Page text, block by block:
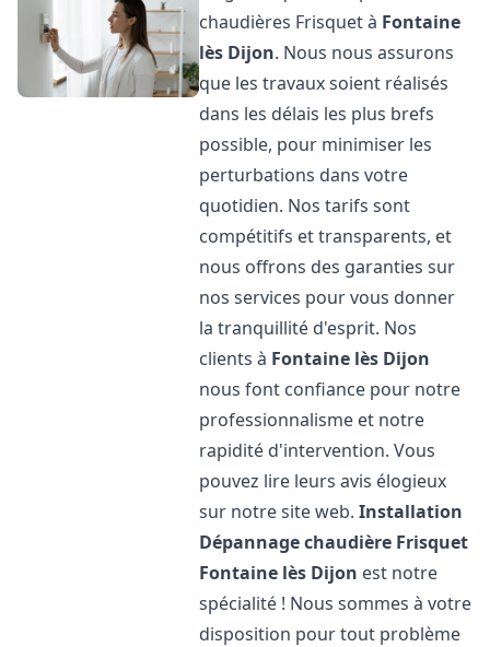
chaudières Frisquet à Fontaine
lès Dijon. Nous nous assurons
que les travaux soient réalisés
dans les délais les plus brefs
possible, pour minimiser les
perturbations dans votre
quotidien. Nos tarifs sont
compétitifs et transparents, et
nous offrons des garanties sur
nos services pour vous donner
la tranquillité d'esprit. Nos
clients à Fontaine lès Dijon
nous font confiance pour notre
professionnalisme et notre
rapidité d'intervention. Vous
pouvez lire leurs avis élogieux
sur notre site web.Installation
Dépannage chaudière Frisquet
Fontaine lès Dijon est notre
spécialité ! Nous sommes à votre
disposition pour tout problème